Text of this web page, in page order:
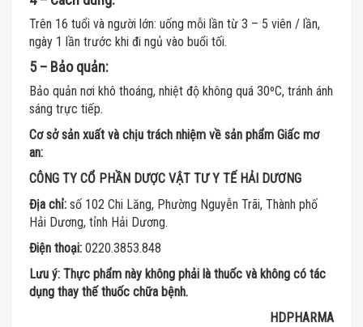
Trên 16 tuổi và người lớn: uống mỗi lần từ 3 – 5 viên / lần,
ngày 1 lần trước khi đi ngủ vào buổi tối.
5 – Bảo quản:
Bảo quản nơi khô thoáng, nhiệt độ không quá 30ºC, tránh ánh
sáng trực tiếp.
Cơ sở sản xuất và chịu trách nhiệm về sản phẩm Giấc mơ
an:
CÔNG TY CỔ PHẦN DƯỢC VẬT TƯ Y TẾ HẢI DƯƠNG
Địa chỉ: số 102 Chi Lăng, Phường Nguyễn Trãi, Thành phố
Hải Dương, tỉnh Hải Dương.
Điện thoại: 0220.3853.848
Lưu ý: Thực phẩm này không phải là thuốc và không có tác
dụng thay thế thuốc chữa bệnh.
HDPHARMA